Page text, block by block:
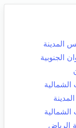
المدينة
الجنوبية
الشمالية
المدينة
الشمالية
الرياض